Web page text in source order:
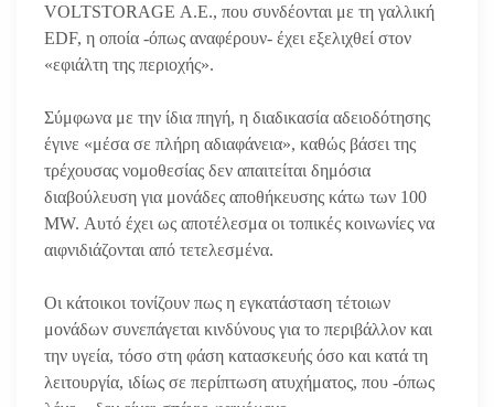
VOLTSTORAGE Α.Ε., που συνδέονται με τη γαλλική
EDF, η οποία -όπως αναφέρουν- έχει εξελιχθεί στον
«εφιάλτη της περιοχής».
Σύμφωνα με την ίδια πηγή, η διαδικασία αδειοδότησης
έγινε «μέσα σε πλήρη αδιαφάνεια», καθώς βάσει της
τρέχουσας νομοθεσίας δεν απαιτείται δημόσια
διαβούλευση για μονάδες αποθήκευσης κάτω των 100
MW. Αυτό έχει ως αποτέλεσμα οι τοπικές κοινωνίες να
αιφνιδιάζονται από τετελεσμένα.
Οι κάτοικοι τονίζουν πως η εγκατάσταση τέτοιων
μονάδων συνεπάγεται κινδύνους για το περιβάλλον και
την υγεία, τόσο στη φάση κατασκευής όσο και κατά τη
λειτουργία, ιδίως σε περίπτωση ατυχήματος, που -όπως